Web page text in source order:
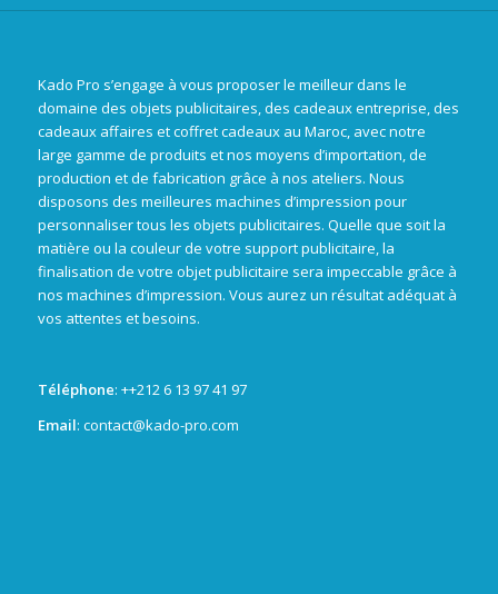
Kado Pro s’engage à vous proposer le meilleur dans le
domaine des objets publicitaires, des cadeaux entreprise, des
cadeaux affaires et coffret cadeaux au Maroc, avec notre
large gamme de produits et nos moyens d’importation, de
production et de fabrication grâce à nos ateliers. Nous
disposons des meilleures machines d’impression pour
personnaliser tous les objets publicitaires. Quelle que soit la
matière ou la couleur de votre support publicitaire, la
finalisation de votre objet publicitaire sera impeccable grâce à
nos machines d’impression. Vous aurez un résultat adéquat à
vos attentes et besoins.
Téléphone: ++212 6 13 97 41 97
Email: contact@kado-pro.com